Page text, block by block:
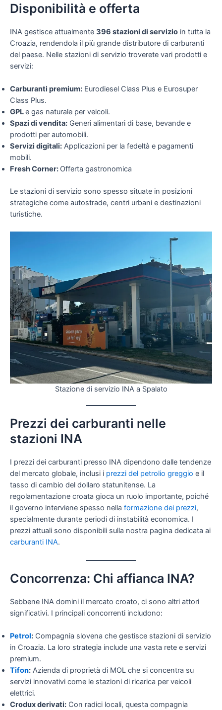
Disponibilità e offerta
INA gestisce attualmente 396 stazioni di servizio in tutta la
Croazia, rendendola il più grande distributore di carburanti
del paese. Nelle stazioni di servizio troverete vari prodotti e
servizi:
Carburanti premium: Eurodiesel Class Plus e Eurosuper
Class Plus.
GPLe gas naturale per veicoli.
Spazi di vendita: Generi alimentari di base, bevande e
prodotti per automobili.
Servizi digitali: Applicazioni per la fedeltà e pagamenti
mobili.
Fresh Corner: Offerta gastronomica
Le stazioni di servizio sono spesso situate in posizioni
strategiche come autostrade, centri urbani e destinazioni
turistiche.
Stazione di servizio INA a Spalato
Prezzi dei carburanti nelle
stazioni INA
I prezzi dei carburanti presso INA dipendono dalle tendenze
del mercato globale, inclusi i prezzi del petrolio greggio e il
tasso di cambio del dollaro statunitense. La
regolamentazione croata gioca un ruolo importante, poiché
il governo interviene spesso nella formazione dei prezzi,
specialmente durante periodi di instabilità economica. I
prezzi attuali sono disponibili sulla nostra pagina dedicata ai
carburanti INA.
Concorrenza: Chi affianca INA?
Sebbene INA domini il mercato croato, ci sono altri attori
significativi. I principali concorrenti includono:
Petrol: Compagnia slovena che gestisce stazioni di servizio
in Croazia. La loro strategia include una vasta rete e servizi
premium.
Tifon: Azienda di proprietà di MOL che si concentra su
servizi innovativi come le stazioni di ricarica per veicoli
elettrici.
Crodux derivati: Con radici locali, questa compagnia